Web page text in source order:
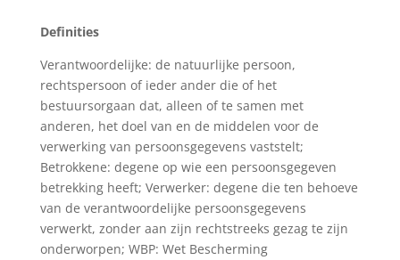
Definities
Verantwoordelijke: de natuurlijke persoon,
rechtspersoon of ieder ander die of het
bestuursorgaan dat, alleen of te samen met
anderen, het doel van en de middelen voor de
verwerking van persoonsgegevens vaststelt;
Betrokkene: degene op wie een persoonsgegeven
betrekking heeft; Verwerker: degene die ten behoeve
van de verantwoordelijke persoonsgegevens
verwerkt, zonder aan zijn rechtstreeks gezag te zijn
onderworpen; WBP: Wet Bescherming